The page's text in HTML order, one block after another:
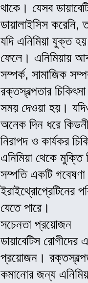
থাকে। যেসব
ডায়ালাইসিস করেনি,
যদি এনিমিয়া যুক্ত
ফেলে। এনিমিয়ায়
সম্পর্ক, সামাজিক
রক্তস্বল্পতার
সময় দেওয়া হয়।
অনেক দিন ধরে
নিরাপদ ও কার্যকর
এনিমিয়া থেকে
সম্পতি একটি গবেষণা
ইরাইথ্রোপ্রেটিনের
যেতে পারে।
সচেনতা প্রয়োজন
ডায়াবেটিস রোগীদের
প্রয়োজন।
কমানোর জন্য